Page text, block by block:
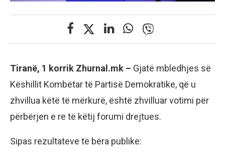
Tiranë, 1 korrik Zhurnal.mk – Gjatë mbledhjes së
Këshillit Kombëtar të Partisë Demokratike, që u
zhvillua këtë të mërkurë, është zhvilluar votimi për
përbërjen e re të këtij forumi drejtues.
Sipas rezultateve të bëra publike: